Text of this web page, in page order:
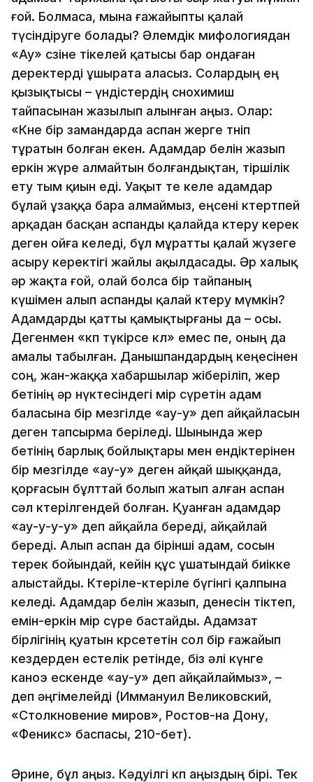
ғой. Болмаса, мына ғажайыпты қалай
түсiндiруге болады? Әлемдiк мифологиядан
«Ау» сөзiне тiкелей қатысы бар ондаған
деректердi ұшырата аласыз. Солардың ең
қызықтысы – үндiстердiң снохимиш
тайпасынан жазылып алынған аңыз. Олар:
«Көне бiр замандарда аспан жерге төнiп
тұратын болған екен. Адамдар белiн жазып
еркiн жүре алмайтын болғандықтан, тiршiлiк
ету тым қиын едi. Уақыт өте келе адамдар
бұлай ұзаққа бара алмаймыз, еңсенi көтертпей
арқадан басқан аспанды қалайда көтеру керек
деген ойға келедi, бұл мұратты қалай жүзеге
асыру керектiгi жайлы ақылдасады. Әр халық
әр жақта ғой, олай болса бiр тайпаның
күшiмен алып аспанды қалай көтеру мүмкiн?
Адамдарды қатты қамықтыр­ғаны да – осы.
Дегенмен «көп түкiрсе көл» емес пе, оның да
амалы табылған. Данышпандардың кеңесiнен
соң, жан-жаққа хабаршылар жiберiлiп, жер
бетiнiң әр нүктесiндегi өмiр сүретiн адам
баласына бiр мезгiлде «ау-у» деп айқайласын
деген тапсырма берiледi. Шынында жер
бетiнiң барлық бойлықтары мен ендiктерiнен
бiр мезгiлде «ау-у» деген айқай шыққанда,
қорғасын бұлттай болып жатып алған аспан
сәл көтерiлгендей болған. Қуанған адамдар
«ау-у-у-у» деп айқайла бередi, айқайлай
бередi. Алып аспан да бiрiншi адам, сосын
терек бойындай, кейiн құс ұшатындай биiкке
алыстайды. Көтерiле-көтерiле бүгiнгi қалпына
келедi. Адамдар белiн жазып, денесiн тiктеп,
емiн-еркiн өмiр сүре бастайды. Адамзат
бiрлiгiнiң қуатын көрсететiн сол бiр ғажайып
кездерден естелiк ретiнде, бiз әлi күнге
каноэ ескенде «ау-у» деп айқайлаймыз», –
деп әңгiмелейдi (Иммануил Великовский,
«Столкновение миров», Ростов-на Дону,
«Феникс» баспасы, 210-бет).
Әрине, бұл аңыз. Кәдуiлгi көп аңыздың бiрi. Тек